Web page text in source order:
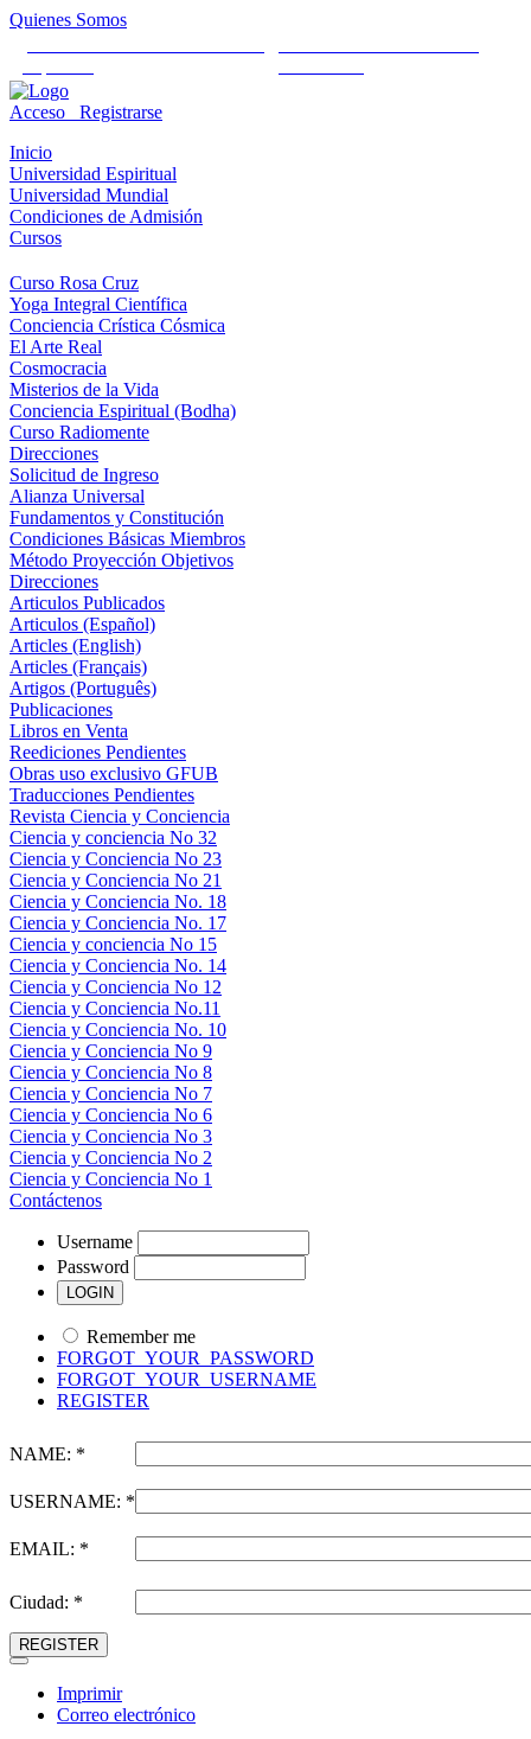
Quienes Somos
Acceso
Registrarse
Inicio
Universidad Espiritual
Universidad Mundial
Condiciones de Admisión
Cursos
Curso Rosa Cruz
Yoga Integral Científica
Conciencia Crística Cósmica
El Arte Real
Cosmocracia
Misterios de la Vida
Conciencia Espiritual (Bodha)
Curso Radiomente
Direcciones
Solicitud de Ingreso
Alianza Universal
Fundamentos y Constitución
Condiciones Básicas Miembros
Método Proyección Objetivos
Direcciones
Articulos Publicados
Articulos (Español)
Articles (English)
Articles (Français)
Artigos (Português)
Publicaciones
Libros en Venta
Reediciones Pendientes
Obras uso exclusivo GFUB
Traducciones Pendientes
Revista Ciencia y Conciencia
Ciencia y conciencia No 32
Ciencia y Conciencia No 23
Ciencia y Conciencia No 21
Ciencia y Conciencia No. 18
Ciencia y Conciencia No. 17
Ciencia y conciencia No 15
Ciencia y Conciencia No. 14
Ciencia y Conciencia No 12
Ciencia y Conciencia No.11
Ciencia y Conciencia No. 10
Ciencia y Conciencia No 9
Ciencia y Conciencia No 8
Ciencia y Conciencia No 7
Ciencia y Conciencia No 6
Ciencia y Conciencia No 3
Ciencia y Conciencia No 2
Ciencia y Conciencia No 1
Contáctenos
Username
Password
Remember me
FORGOT_YOUR_PASSWORD
FORGOT_YOUR_USERNAME
REGISTER
NAME: *
USERNAME: *
EMAIL: *
Ciudad: *
REGISTER
Imprimir
Correo electrónico